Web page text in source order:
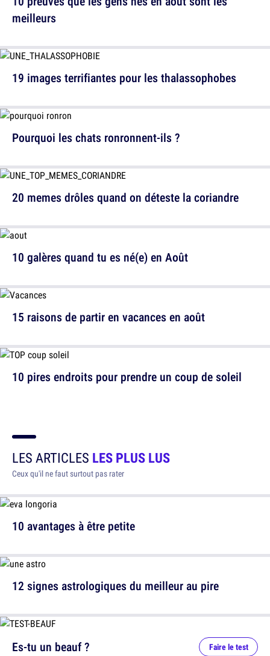
19 images terrifiantes pour les thalassophobes
20 memes drôles quand on déteste la coriandre
15 raisons de partir en vacances en août
meilleurs
Pourquoi les chats ronronnent-ils ?
10 galères quand tu es né(e) en Août
10 pires endroits pour prendre un coup de soleil
LES ARTICLES LES PLUS LUS
Ceux qu'il ne faut surtout pas rater
10 avantages à être petite
12 signes astrologiques du meilleur au pire
Es-tu un beauf ? Faire le test